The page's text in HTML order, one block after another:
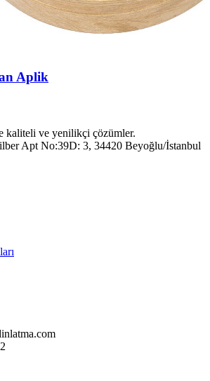
Aplik
kaliteli ve yenilikçi çözümler.
Apt No:39D: 3, 34420 Beyoğlu/İstanbul